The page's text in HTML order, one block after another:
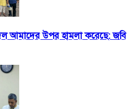
আমাদের উপর হামলা করেছে: জবি